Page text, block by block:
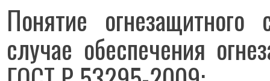
Понятие огнезащитного
случае обеспечения